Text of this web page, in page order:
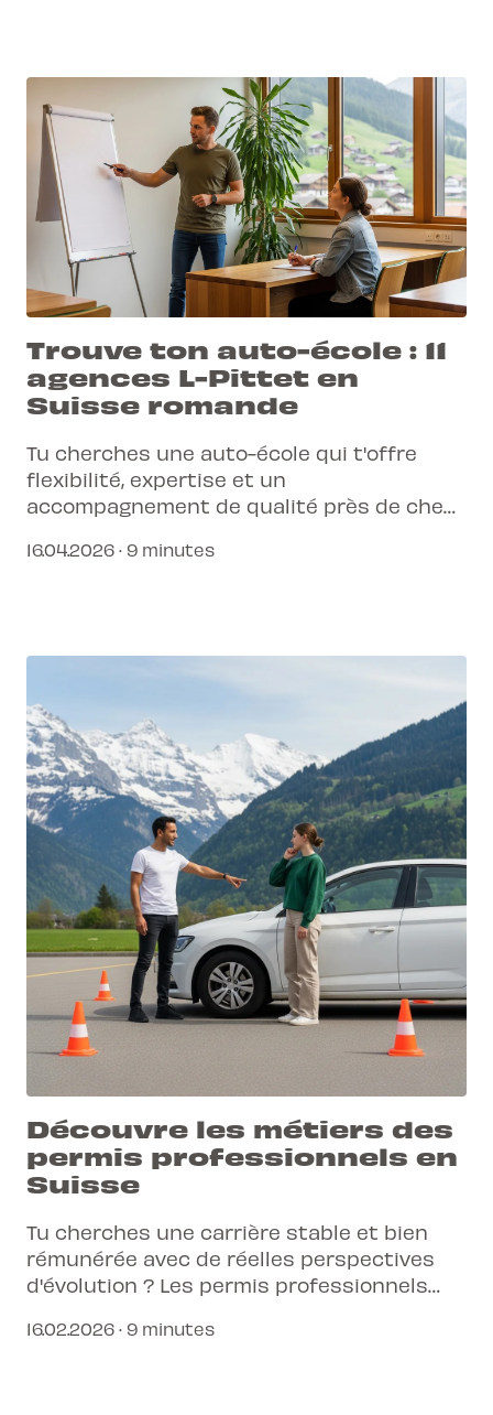
Trouve ton auto-école : 11
agences L-Pittet en
Suisse romande
Tu cherches une auto-école qui t'offre
flexibilité, expertise et un
accompagnement de qualité près de chez
Pittet en Suisse romande simplifient ton
16.04.2026 · 9 minutes
Découvre les métiers des
permis professionnels en
Suisse
Tu cherches une carrière stable et bien
rémunérée avec de réelles perspectives
d'évolution ? Les permis professionnels
Suisse.
16.02.2026 · 9 minutes